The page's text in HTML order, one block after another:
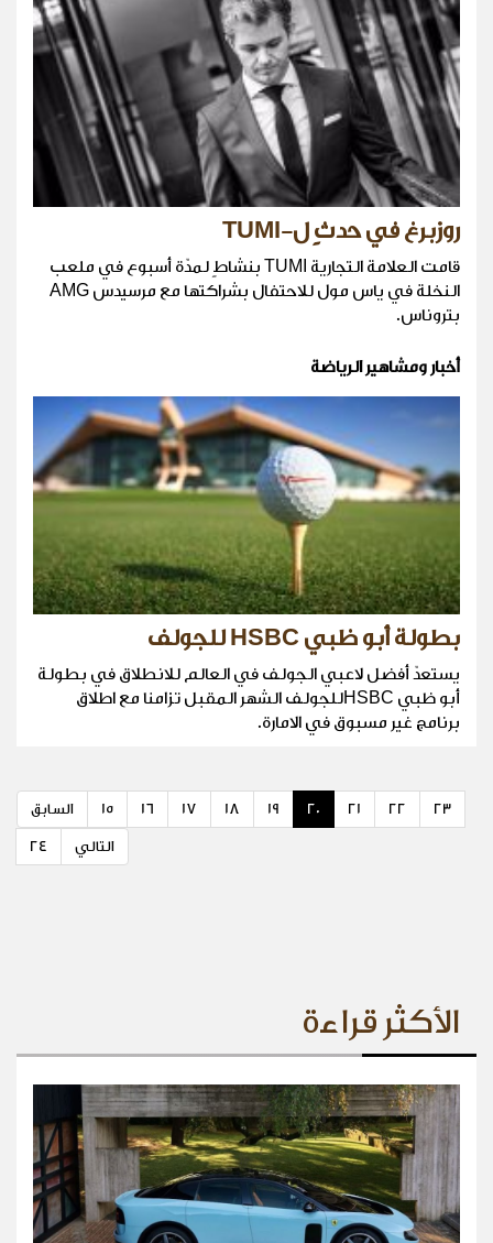
روزبرغ في حدثٍ ل-TUMI
قامت العلامة التجارية TUMI بنشاطٍ لمدّة أسبوع في ملعب
النخلة في ياس مول للاحتفال بشراكتها مع مرسيدس AMG
بتروناس.
أخبار ومشاهير الرياضة
بطولة أبو ظبي HSBC للجولف
يستعدّ أفضل لاعبي الجولف في العالم للانطلاق في بطولة
أبو ظبي HSBCللجولف الشهر المقبل تزامنا مع اطلاق
برنامج غير مسبوق في الامارة.
السابق 15 16 17 18 19 20 21 22 23
24 التالي
الأكثر قراءة